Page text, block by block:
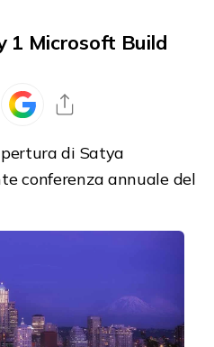
1 Microsoft Build
di Satya
conferenza annuale del